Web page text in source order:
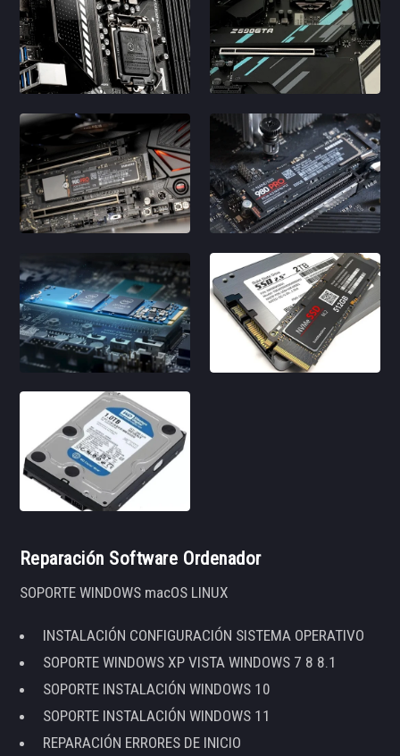
Reparación Software Ordenador
SOPORTE WINDOWS macOS LINUX
INSTALACIÓN CONFIGURACIÓN SISTEMA OPERATIVO
SOPORTE WINDOWS XP VISTA WINDOWS 7 8 8.1
SOPORTE INSTALACIÓN WINDOWS 10
SOPORTE INSTALACIÓN WINDOWS 11
REPARACIÓN ERRORES DE INICIO